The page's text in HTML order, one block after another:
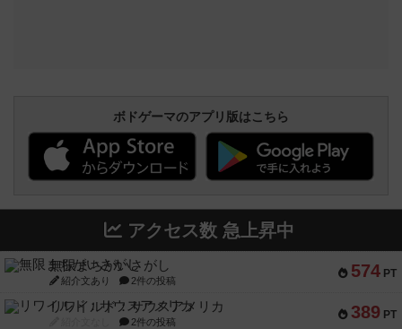
ボドゲーマのアプリ版はこちら
アクセス数 急上昇中
574 PT
無限まちがいさがし
紹介文あり 2件の投稿
389 PT
リワイルド：サウスアメリカ
2件の投稿